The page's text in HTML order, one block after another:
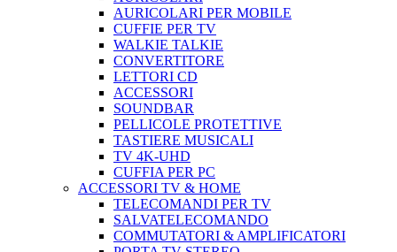
AURICOLARI PER MOBILE
CUFFIE PER TV
WALKIE TALKIE
CONVERTITORE
LETTORI CD
ACCESSORI
SOUNDBAR
PELLICOLE PROTETTIVE
TASTIERE MUSICALI
TV 4K-UHD
CUFFIA PER PC
ACCESSORI TV & HOME
TELECOMANDI PER TV
SALVATELECOMANDO
COMMUTATORI & AMPLIFICATORI